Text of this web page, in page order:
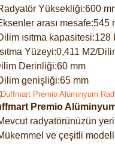
Yüksekliği:600
arası mesafe:545
ısıtma kapasitesi:128
Yüzeyi:0,411 M2/
Derinliği:60 mm
genişliği:65 mm
Premio
radyatörünüzün
ve çeşitli